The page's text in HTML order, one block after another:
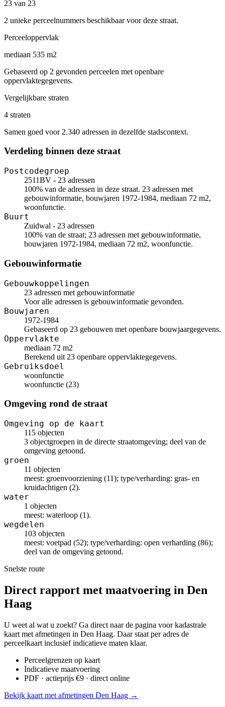
23 van 23
2 unieke perceelnummers beschikbaar voor deze straat.
Perceeloppervlak
mediaan 535 m2
Gebaseerd op 2 gevonden perceelen met openbare
oppervlaktegegevens.
Vergelijkbare straten
4 straten
Samen goed voor 2.340 adressen in dezelfde stadscontext.
Verdeling binnen deze straat
Postcodegroep
2511BV - 23 adressen
100% van de adressen in deze straat. 23 adressen met
gebouwinformatie, bouwjaren 1972-1984, mediaan 72 m2,
woonfunctie.
Buurt
Zuidwal - 23 adressen
100% van de straat; 23 adressen met gebouwinformatie,
bouwjaren 1972-1984, mediaan 72 m2, woonfunctie.
Gebouwinformatie
Gebouwkoppelingen
23 adressen met gebouwinformatie
Voor alle adressen is gebouwinformatie gevonden.
Bouwjaren
1972-1984
Gebaseerd op 23 gebouwen met openbare bouwjaargegevens.
Oppervlakte
mediaan 72 m2
Berekend uit 23 openbare oppervlaktegegevens.
Gebruiksdoel
woonfunctie
woonfunctie (23)
Omgeving rond de straat
Omgeving op de kaart
115 objecten
3 objectgroepen in de directe straatomgeving; deel van de
omgeving getoond.
groen
11 objecten
meest: groenvoorziening (11); type/verharding: gras- en
kruidachtigen (2).
water
1 objecten
meest: waterloop (1).
wegdelen
103 objecten
meest: voetpad (52); type/verharding: open verharding (86);
deel van de omgeving getoond.
Snelste route
Direct rapport met maatvoering in Den
Haag
U weet al wat u zoekt? Ga direct naar de pagina voor kadastrale
kaart met afmetingen in Den Haag. Daar staat per adres de
perceelkaart inclusief indicatieve maten klaar.
Perceelgrenzen op kaart
Indicatieve maatvoering
PDF · actieprijs €9 · direct online
Bekijk kaart met afmetingen Den Haag →